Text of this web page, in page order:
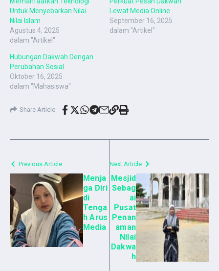
Untuk Menyebarkan Nilai-
Nilai Islam
Agustus 4, 2025
dalam "Artikel"
Lewat Media Online
September 16, 2025
dalam "Artikel"
Hubungan Dakwah Dengan
Perubahan Sosial
Oktober 16, 2025
dalam "Mahasiswa"
Share Article
Previous Article
Menja
ga Diri
di
Tenga
h Arus
Media
Next Article
Mesjid
Sebag
ai
Pusat
Penan
aman
Nilai
Dakwa
h